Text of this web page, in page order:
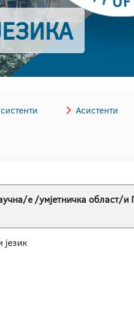
Асистенти
е /умјетничка област/и